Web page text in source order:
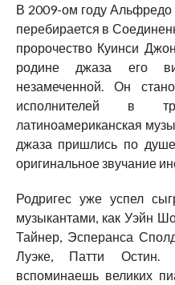
В 2009-ом году Альфредо
перебирается в
пророчество Куинси
родине джаза его
незамеченной. Он
исполнителей в
латиноамериканская
джаза пришлись по
оригинальное звучание
Родригес уже успел
музыкантами, как Уэйн
Тайнер, Эсперанса
Луэке, Патти Остин.
вспоминаешь великих